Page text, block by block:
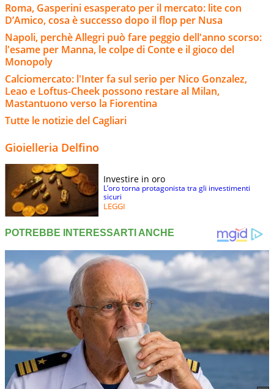
Roma, Gasperini esasperato per il mercato: lite con
D’Amico, cosa è successo dopo il flop per Nusa
Napoli, perchè Allegri può fare peggio dell'anno scorso:
l'esame per Manna, le colpe di Conte e il gioco del
Monopoly
Calciomercato: l'Inter fa sul serio per Nico Gonzalez,
Leao e Loftus-Cheek possono restare al Milan,
Mastantuono verso la Fiorentina
Tutte le notizie del Cagliari
Gioielleria Delfino
Investire in oro
L’oro torna protagonista tra gli investimenti
sicuri
LEGGI